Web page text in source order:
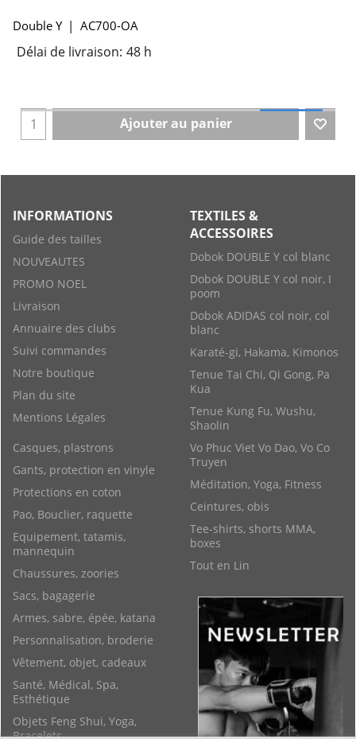
Double Y AC700-OA
Délai de livraison: 48 h
Ajouter au panier
INFORMATIONS
Guide des tailles
NOUVEAUTES
PROMO NOEL
Livraison
Annuaire des clubs
Suivi commandes
Notre boutique
Plan du site
Mentions Légales
TEXTILES &
ACCESSOIRES
Dobok DOUBLE Y col blanc
Dobok DOUBLE Y col noir, I
poom
Dobok ADIDAS col noir, col
blanc
Karaté-gi, Hakama, Kimonos
Tenue Tai Chi, Qi Gong, Pa
Kua
Tenue Kung Fu, Wushu,
Shaolin
Vo Phuc Viet Vo Dao, Vo Co
Truyen
Méditation, Yoga, Fitness
Ceintures, obis
Tee-shirts, shorts MMA,
boxes
Tout en Lin
Casques, plastrons
Gants, protection en vinyle
Protections en coton
Pao, Bouclier, raquette
Equipement, tatamis,
mannequin
Chaussures, zoories
Sacs, bagagerie
Armes, sabre, épée, katana
Personnalisation, broderie
Vêtement, objet, cadeaux
Santé, Médical, Spa,
Esthétique
Objets Feng Shui, Yoga,
Bracelets